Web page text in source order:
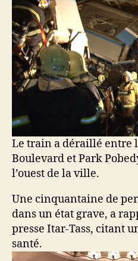
Le train a déraillé entre
Boulevard et Park
l’ouest de la ville.
Une cinquantaine de
dans un état grave, a
presse Itar-Tass, citant
santé.